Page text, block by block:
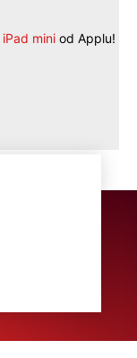
iPad mini od Applu!